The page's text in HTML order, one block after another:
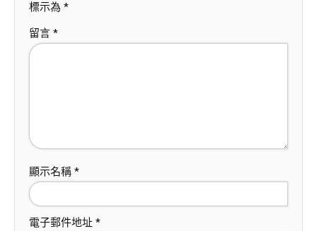
標示為 *
留言 *
顯示名稱 *
電子郵件地址 *